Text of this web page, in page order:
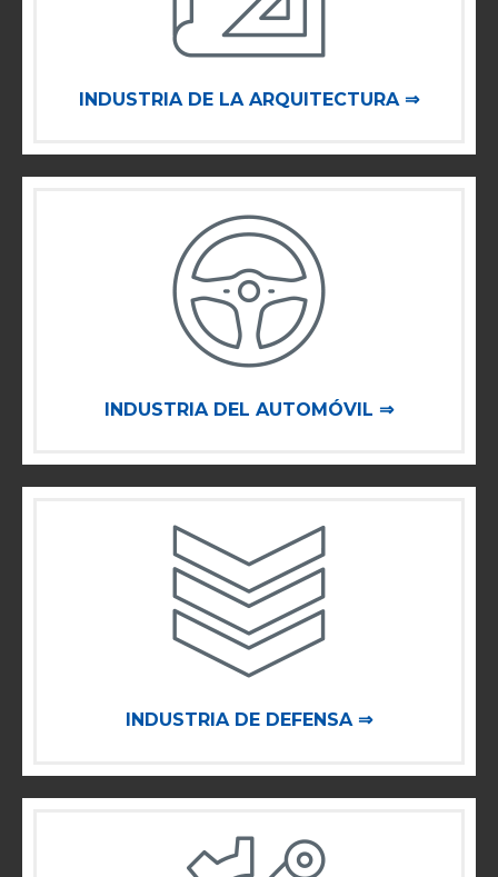
INDUSTRIA DE LA ARQUITECTURA ⇒
INDUSTRIA DEL AUTOMÓVIL ⇒
INDUSTRIA DE DEFENSA ⇒